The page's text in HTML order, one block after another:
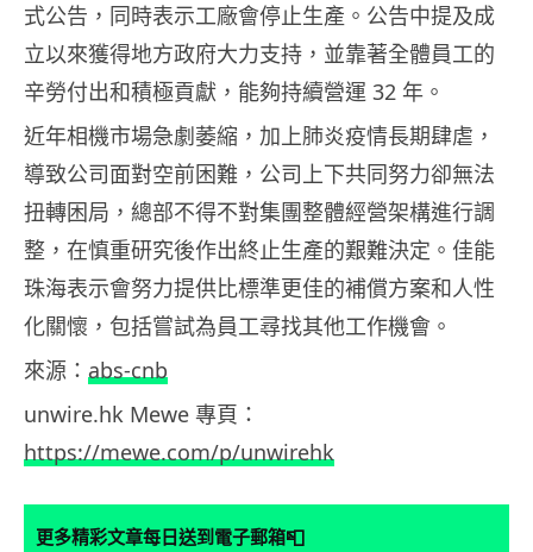
式公告，同時表示工廠會停止生產。公告中提及成
立以來獲得地方政府大力支持，並靠著全體員工的
辛勞付出和積極貢獻，能夠持續營運 32 年。
近年相機市場急劇萎縮，加上肺炎疫情長期肆虐，
導致公司面對空前困難，公司上下共同努力卻無法
扭轉困局，總部不得不對集團整體經營架構進行調
整，在慎重研究後作出終止生產的艱難決定。佳能
珠海表示會努力提供比標準更佳的補償方案和人性
化關懷，包括嘗試為員工尋找其他工作機會。
來源： abs-cnb
unwire.hk Mewe 專頁：
https://mewe.com/p/unwirehk
更多精彩文章每日送到電子郵箱📮